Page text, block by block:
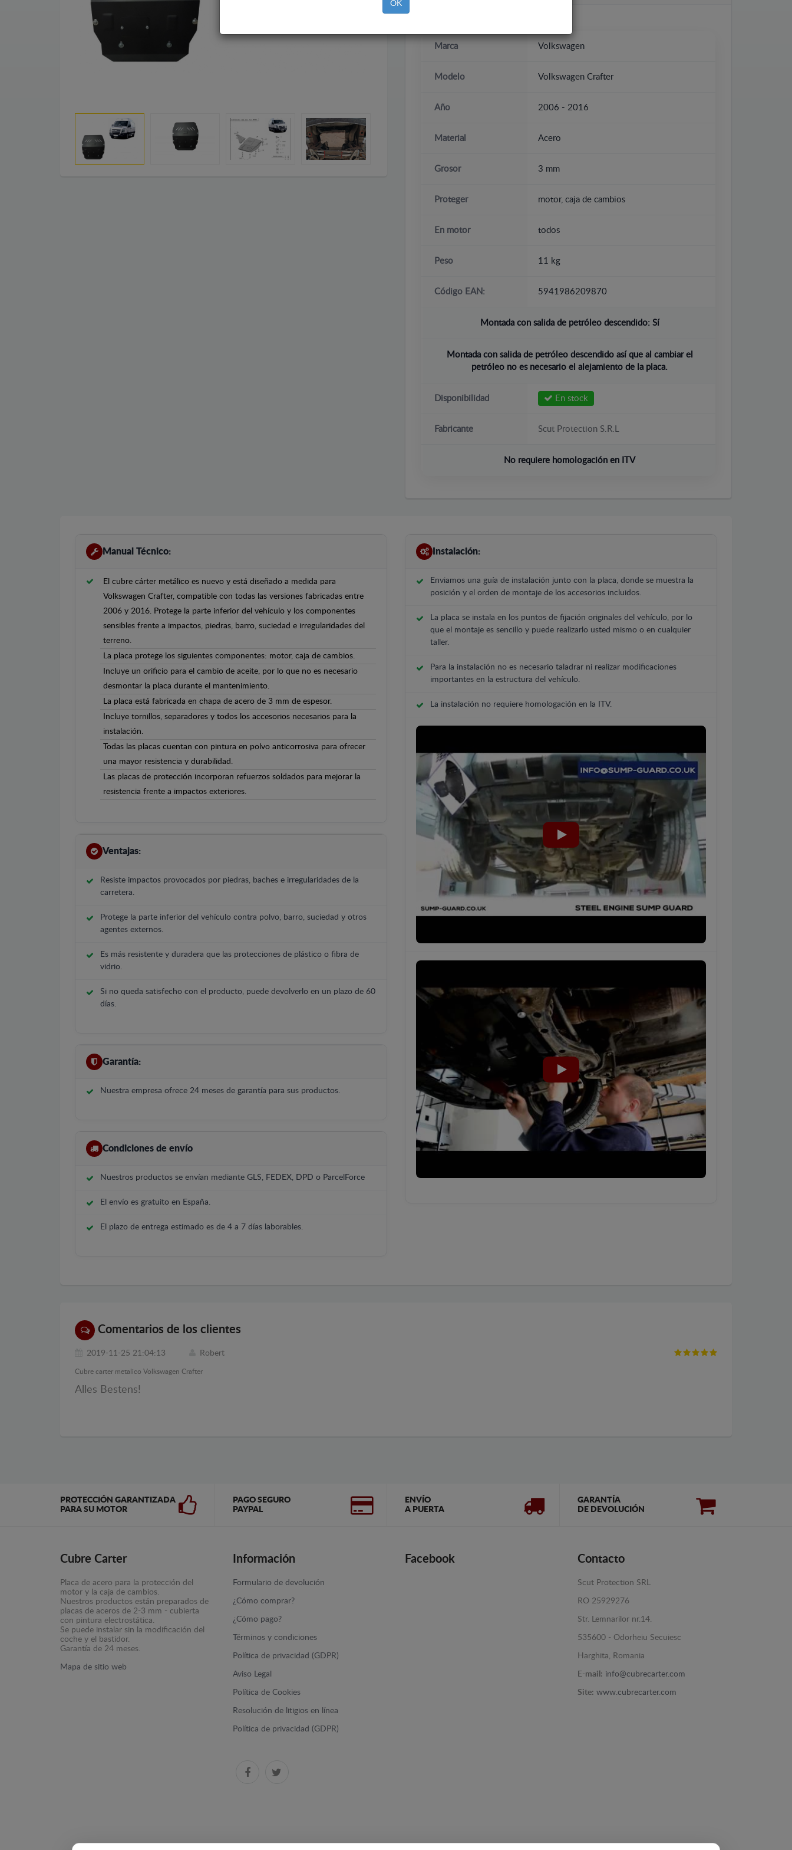
Marca Volkswagen
Modelo Volkswagen Crafter
Año 2006 - 2016
Material Acero
Grosor 3 mm
Proteger motor, caja de cambios
En motor todos
Peso 11 kg
Código EAN: 5941986209870
Montada con salida de petróleo descendido: Sí
Montada con salida de petróleo descendido así que al cambiar el
petróleo no es necesario el alejamiento de la placa.
Disponibilidad En stock
Fabricante Scut Protection S.R.L
No requiere homologación en ITV
Manual Técnico:
El cubre cárter metálico es nuevo y está diseñado a medida para
Volkswagen Crafter, compatible con todas las versiones fabricadas entre
2006 y 2016. Protege la parte inferior del vehículo y los componentes
sensibles frente a impactos, piedras, barro, suciedad e irregularidades del
terreno.
La placa protege los siguientes componentes: motor, caja de cambios.
Incluye un orificio para el cambio de aceite, por lo que no es necesario
desmontar la placa durante el mantenimiento.
La placa está fabricada en chapa de acero de 3 mm de espesor.
Incluye tornillos, separadores y todos los accesorios necesarios para la
instalación.
Todas las placas cuentan con pintura en polvo anticorrosiva para ofrecer
una mayor resistencia y durabilidad.
Las placas de protección incorporan refuerzos soldados para mejorar la
resistencia frente a impactos exteriores.
Ventajas:
Resiste impactos provocados por piedras, baches e irregularidades de la
carretera.
Protege la parte inferior del vehículo contra polvo, barro, suciedad y otros
agentes externos.
Es más resistente y duradera que las protecciones de plástico o fibra de
vidrio.
Si no queda satisfecho con el producto, puede devolverlo en un plazo de 60
días.
Garantía:
Nuestra empresa ofrece 24 meses de garantía para sus productos.
Condiciones de envío
Nuestros productos se envían mediante GLS, FEDEX, DPD o ParcelForce
El envío es gratuito en España.
El plazo de entrega estimado es de 4 a 7 días laborables.
Instalación:
Enviamos una guía de instalación junto con la placa, donde se muestra la
posición y el orden de montaje de los accesorios incluidos.
La placa se instala en los puntos de fijación originales del vehículo, por lo
que el montaje es sencillo y puede realizarlo usted mismo o en cualquier
taller.
Para la instalación no es necesario taladrar ni realizar modificaciones
importantes en la estructura del vehículo.
La instalación no requiere homologación en la ITV.
Comentarios de los clientes
2019-11-25 21:04:13 Robert
Cubre carter metalico Volkswagen Crafter
Alles Bestens!
PROTECCIÓN GARANTIZADA
PARA SU MOTOR
PAGO SEGURO
PAYPAL
ENVÍO
A PUERTA
GARANTÍA
DE DEVOLUCIÓN
Cubre Carter
Placa de acero para la protección del
motor y la caja de cambios.
Nuestros productos están preparados de
placas de aceros de 2-3 mm - cubierta
con pintura electrostática.
Se puede instalar sin la modificación del
coche y el bastidor.
Garantía de 24 meses.
Mapa de sitio web
Información
Formulario de devolución
¿Cómo comprar?
¿Cómo pago?
Términos y condiciones
Política de privacidad (GDPR)
Aviso Legal
Política de Cookies
Resolución de litigios en línea
Política de privacidad (GDPR)
Facebook Contacto
Scut Protection SRL
RO 25929276
Str. Lemnarilor nr.14.
535600 - Odorheiu Secuiesc
Harghita, Romania
E-mail: info@cubrecarter.com
Site: www.cubrecarter.com
OK